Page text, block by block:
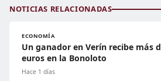
NOTICIAS RELACIONADAS
ECONOMÍA
Un ganador en Verín recibe más
euros en la Bonoloto
Hace 1 días